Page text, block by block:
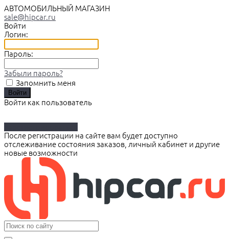
АВТОМОБИЛЬНЫЙ МАГАЗИН
sale@hipcar.ru
Войти
Логин:
Пароль:
Забыли пароль?
Запомнить меня
Войти как пользователь
После регистрации на сайте вам будет доступно
отслеживание состояния заказов, личный кабинет и другие
новые возможности